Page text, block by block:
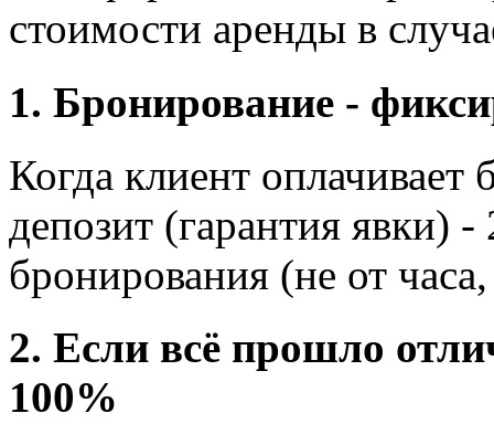
стоимости аренды в
1. Бронирование -
Когда клиент оплачивает
депозит (гарантия явки)
бронирования (не от
2. Если всё прошло
100%